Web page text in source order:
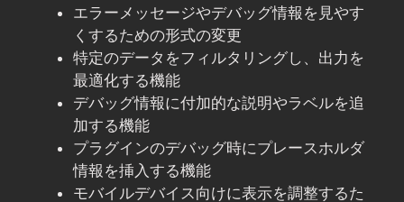
エラーメッセージやデバッグ情報を見やす
くするための形式の変更
特定のデータをフィルタリングし、出力を
最適化する機能
デバッグ情報に付加的な説明やラベルを追
加する機能
プラグインのデバッグ時にプレースホルダ
情報を挿入する機能
モバイルデバイス向けに表示を調整するた